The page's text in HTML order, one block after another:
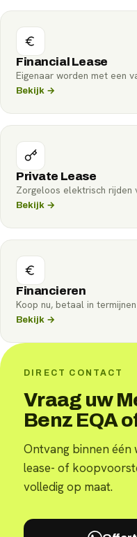
Financial Lease
Eigenaar worden met een
Bekijk →
Private Lease
Zorgeloos elektrisch rijden
Bekijk →
Financieren
Koop nu, betaal in termijnen
Bekijk →
DIRECT CONTACT
Vraag uw
Benz EQA
Ontvang binnen één
lease- of
volledig op maat.